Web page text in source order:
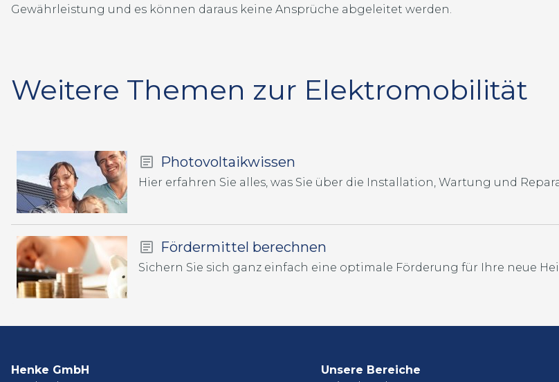
Gewährleistung und es können daraus keine Ansprüche abgeleitet werden.
Weitere Themen zur Elektromobilität
Photovoltaikwissen
Hier erfahren Sie alles, was Sie über die Installation, Wartung und
Fördermittel berechnen
Henke GmbH
Unsere Bereiche